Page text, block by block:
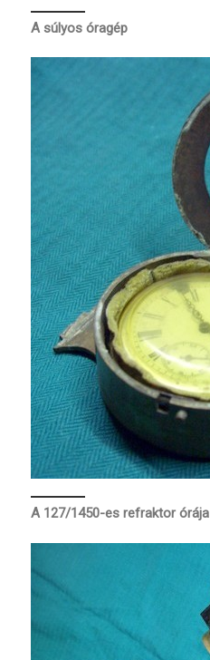
A súlyos óragép
A 127/1450-es refraktor órája